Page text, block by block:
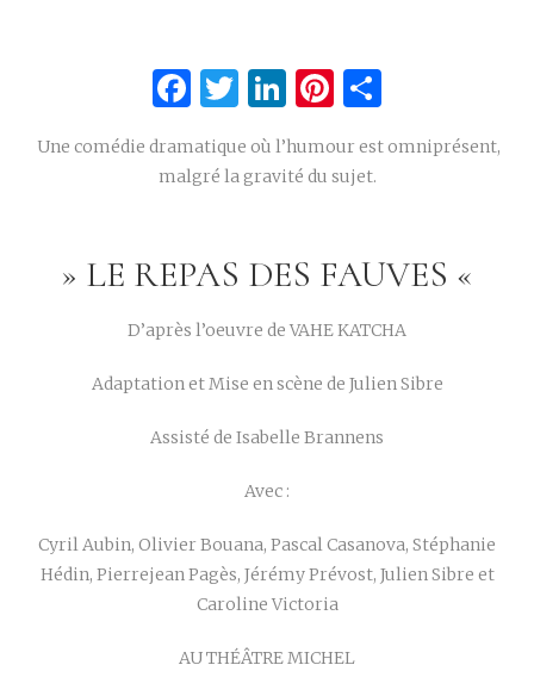
Facebook
Twitter
LinkedIn
Pinterest
Une comédie dramatique où l’humour est omniprésent,
malgré la gravité du sujet.
» LE REPAS DES FAUVES «
D’après l’oeuvre de VAHE KATCHA
Adaptation et Mise en scène de Julien Sibre
Assisté de Isabelle Brannens
Avec :
Cyril Aubin, Olivier Bouana, Pascal Casanova, Stéphanie
Hédin, Pierrejean Pagès, Jérémy Prévost, Julien Sibre et
Caroline Victoria
AU THÉÂTRE MICHEL